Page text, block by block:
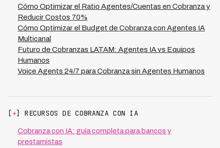
Cómo Optimizar el Ratio Agentes/Cuentas en Cobranza y
Reducir Costos 70%
Cómo Optimizar el Budget de Cobranza con Agentes IA
Multicanal
Futuro de Cobranzas LATAM: Agentes IA vs Equipos
Humanos
Voice Agents 24/7 para Cobranza sin Agentes Humanos
[+] RECURSOS DE COBRANZA CON IA
Cobranza con IA: guía completa para bancos y
prestamistas